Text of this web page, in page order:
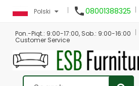
Polski 08001388325
Pon.-Piąt.: 9:00-17:00, Sob.: 9:00-16:00
Customer Service